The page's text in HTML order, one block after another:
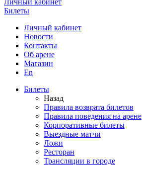
Личный кабинет
Билеты
Личный кабинет
Новости
Контакты
Об арене
Магазин
En
Билеты
Назад
Правила возврата билетов
Правила поведения на арене
Корпоративные билеты
Выездные матчи
Ложи
Ресторан
Трансляции в городе